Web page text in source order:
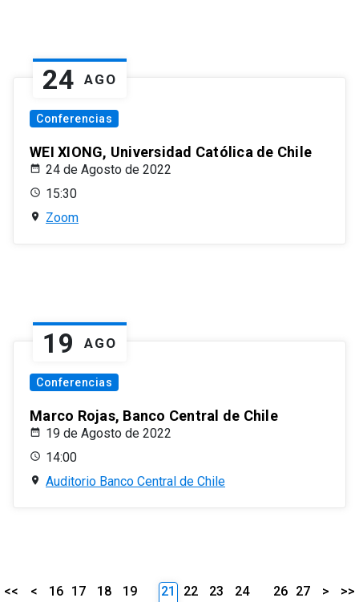
24 AGO
Conferencias
WEI XIONG, Universidad Católica de Chile
24 de Agosto de 2022
15:30
Zoom
19 AGO
Conferencias
Marco Rojas, Banco Central de Chile
19 de Agosto de 2022
14:00
Auditorio Banco Central de Chile
<< < 16 17 18
19
21 22 23
24
26 27 > >>